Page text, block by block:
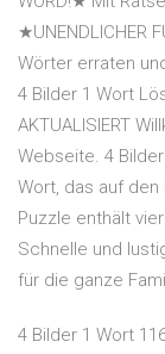
★UNENDLICHER
Wörter erraten
4 Bilder 1 Wort
AKTUALISIERT
Webseite. 4
Wort, das auf
Puzzle enthält
Schnelle und
für die ganze
4 Bilder 1 Wort